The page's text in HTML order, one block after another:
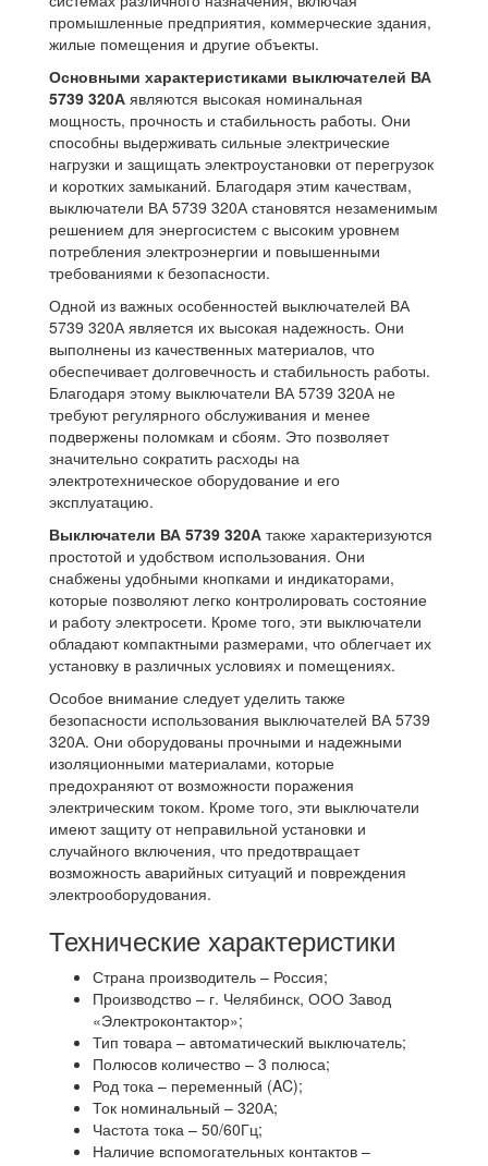
промышленные предприятия, коммерческие здания,
жилые помещения и другие объекты.
Основными характеристиками выключателей ВА
5739 320А являются высокая номинальная
мощность, прочность и стабильность работы. Они
способны выдерживать сильные электрические
нагрузки и защищать электроустановки от перегрузок
и коротких замыканий. Благодаря этим качествам,
выключатели ВА 5739 320А становятся незаменимым
решением для энергосистем с высоким уровнем
потребления электроэнергии и повышенными
требованиями к безопасности.
Одной из важных особенностей выключателей ВА
5739 320А является их высокая надежность. Они
выполнены из качественных материалов, что
обеспечивает долговечность и стабильность работы.
Благодаря этому выключатели ВА 5739 320А не
требуют регулярного обслуживания и менее
подвержены поломкам и сбоям. Это позволяет
значительно сократить расходы на
электротехническое оборудование и его
эксплуатацию.
Выключатели ВА 5739 320А также характеризуются
простотой и удобством использования. Они
снабжены удобными кнопками и индикаторами,
которые позволяют легко контролировать состояние
и работу электросети. Кроме того, эти выключатели
обладают компактными размерами, что облегчает их
установку в различных условиях и помещениях.
Особое внимание следует уделить также
безопасности использования выключателей ВА 5739
320А. Они оборудованы прочными и надежными
изоляционными материалами, которые
предохраняют от возможности поражения
электрическим током. Кроме того, эти выключатели
имеют защиту от неправильной установки и
случайного включения, что предотвращает
возможность аварийных ситуаций и повреждения
электрооборудования.
Технические характеристики
Страна производитель – Россия;
Производство – г. Челябинск, ООО Завод
«Электроконтактор»;
Тип товара – автоматический выключатель;
Полюсов количество – 3 полюса;
Род тока – переменный (AC);
Ток номинальный – 320А;
Частота тока – 50/60Гц;
Наличие вспомогательных контактов –